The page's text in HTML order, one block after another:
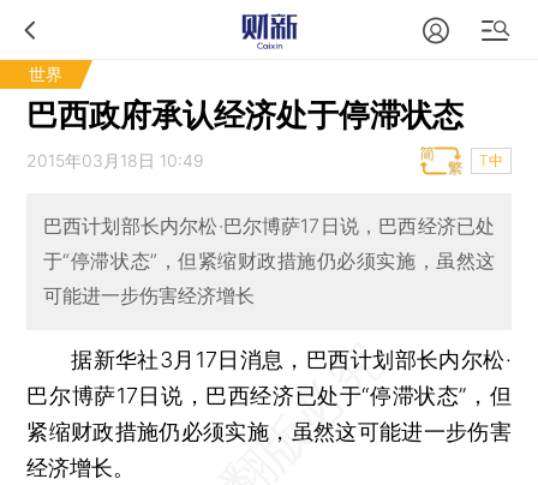
世界
巴西政府承认经济处于停滞状态
2015年03月18日 10:49 T中
巴西计划部长内尔松·巴尔博萨17日说，巴西经济已处
于“停滞状态”，但紧缩财政措施仍必须实施，虽然这
可能进一步伤害经济增长
据新华社3月17日消息，巴西计划部长内尔松·
巴尔博萨17日说，巴西经济已处于“停滞状态”，但
紧缩财政措施仍必须实施，虽然这可能进一步伤害
经济增长。